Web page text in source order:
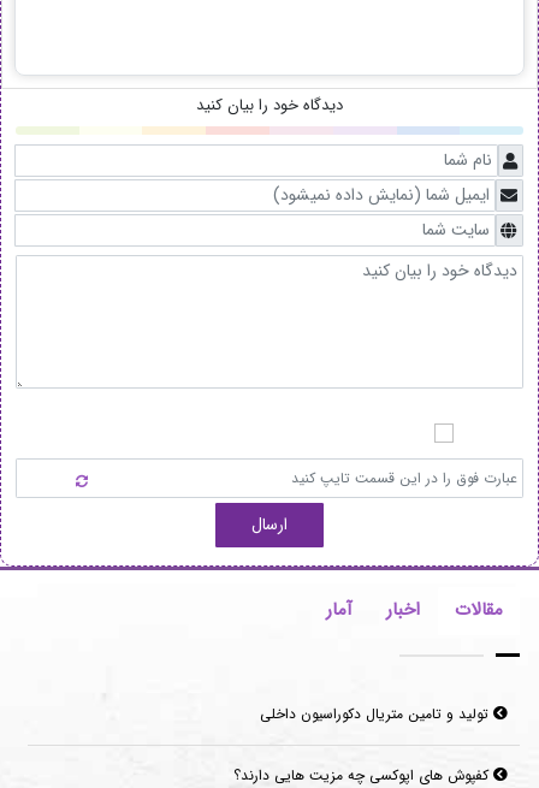
دیدگاه خود را بیان کنید
ارسال
مقالات اخبار آمار
تولید و تامین متریال دکوراسیون داخلی
کفپوش های اپوکسی چه مزیت هایی دارند؟